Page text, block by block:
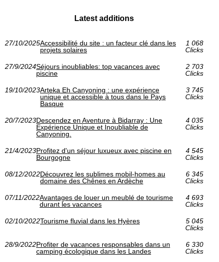
Latest additions
27/10/2025Accessibilité du site : un facteur clé dans les
projets solaires
1 068
Clicks
27/9/2024Séjours inoubliables: top vacances avec
piscine
2 703
Clicks
19/10/2023Arteka Eh Canyoning : une expérience
unique et accessible à tous dans le Pays
Basque
3 745
Clicks
20/7/2023Descendez en Aventure à Bidarray : Une
Expérience Unique et Inoubliable de
Canyoning.
4 035
Clicks
21/4/2023Profitez d'un séjour luxueux avec piscine en
Bourgogne
4 545
Clicks
08/12/2022Découvrez les sublimes mobil-homes au
domaine des Chênes en Ardèche
6 345
Clicks
07/11/2022Avantages de louer un meublé de tourisme
durant les vacances
4 693
Clicks
02/10/2022Tourisme fluvial dans les Hyères
5 045
Clicks
28/9/2022Profiter de vacances responsables dans un
camping écologique dans les Landes
6 330
Clicks